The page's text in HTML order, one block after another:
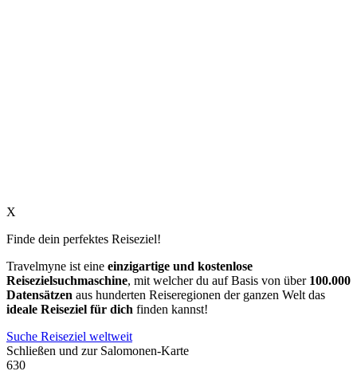
X
Finde dein perfektes Reiseziel!
Travelmyne ist eine einzigartige und kostenlose
Reisezielsuchmaschine, mit welcher du auf Basis von über 100.000
Datensätzen aus hunderten Reiseregionen der ganzen Welt das
ideale Reiseziel für dich finden kannst!
Suche Reiseziel weltweit
Schließen und zur Salomonen-Karte
630